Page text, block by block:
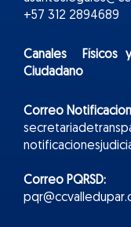
+57 312 2894689
Canales Físicos y
Ciudadano
Correo
Correo PQRSD: